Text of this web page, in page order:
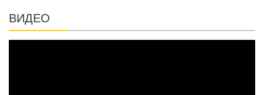
ВИДЕО